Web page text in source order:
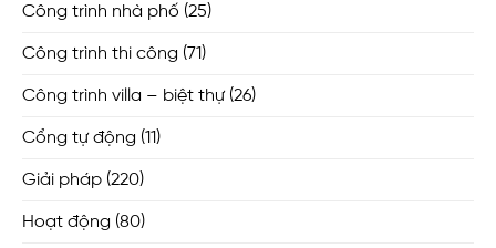
Công trình nhà phố (25)
Công trình thi công (71)
Công trình villa – biệt thự(26)
Cổng tự động (11)
Giải pháp (220)
Hoạt động (80)